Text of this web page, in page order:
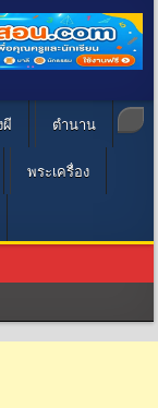
ผี ตำนาน
พระเครื่อง